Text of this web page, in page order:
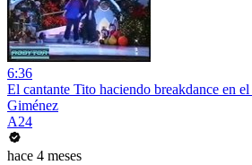
6:36
El cantante Tito haciendo breakdance en
Giménez
A24
hace 4 meses